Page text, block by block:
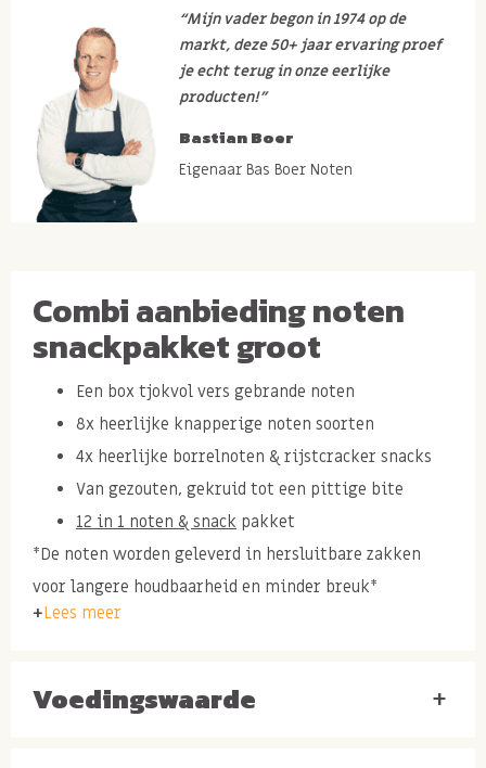
“Mijn vader begon in 1974 op de
markt, deze 50+ jaar ervaring proef
je echt terug in onze eerlijke
producten!”
Bastian Boer
Eigenaar Bas Boer Noten
Combi aanbieding noten
snackpakket groot
Een box tjokvol vers gebrande noten
8x heerlijke knapperige noten soorten
4x heerlijke borrelnoten & rijstcracker snacks
Van gezouten, gekruid tot een pittige bite
12 in 1 noten & snack pakket
*De noten worden geleverd in hersluitbare zakken
voor langere houdbaarheid en minder breuk*
400 gram licht gezouten
Lees meer
Voedingswaarde +